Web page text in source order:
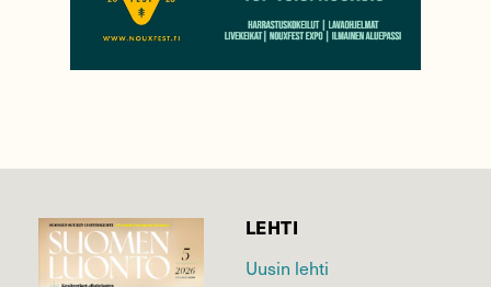
LEHTI
Uusin lehti